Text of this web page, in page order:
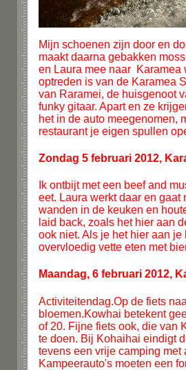
Mijn schoenen zijn door en
maakt daarna gebakken
en Laura mee naar Karamea
optreden is van de Karamea
van Raramei, de huisgenoot
funky gitaar. Apart en ze
het in de auto meegenomen,
restaurant je eigen spullen
Zondag 5 februari 2012,
Ik ontbijt met een beef and
eet. Laura werkt daar en
wanden in de keuken en
laid back, zoals het hier aan
ook niet. Als je het hier aan
overvloedig vette eten met
Maandag, 6 februari 2012,
Activiteitendag.Op de fiets
bloemen.Kowhai betekent
of 20. Fijne fiets ook, die van
te doen. Bij Kohaihai eindigt
tevens een vrije camping met
Kampeerauto's moeten een